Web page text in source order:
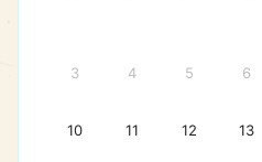
3 4 5 6
10 11 12 13